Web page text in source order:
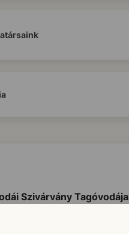
Szivárvány Tagóvodája